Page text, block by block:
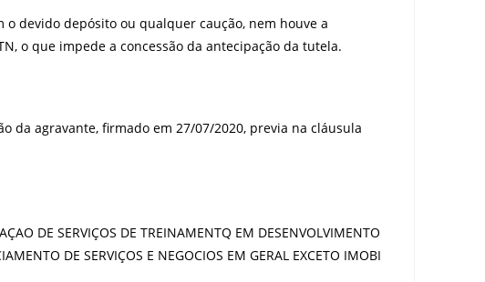
devido depósito ou qualquer caução, nem houve a
o que impede a concessão da antecipação da tutela.
da agravante, firmado em 27/07/2020, previa na cláusula
DE SERVIÇOS DE TREINAMENTQ EM DESENVOLVIMENTO
DE SERVIÇOS E NEGOCIOS EM GERAL EXCETO IMOBI